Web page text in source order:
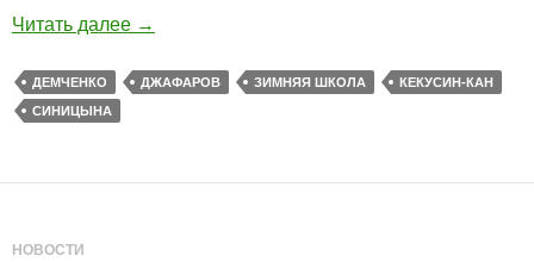
Читать далее →
ДЕМЧЕНКО ДЖАФАРОВ ЗИМНЯЯ ШКОЛА
КЕКУСИН-КАН
СИНИЦЫНА
НОВОСТИ